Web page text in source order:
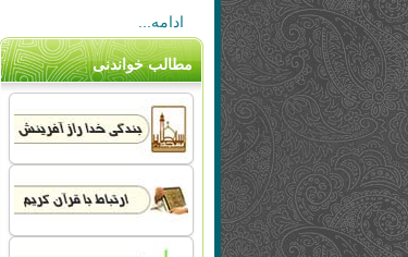
ادامه...
مطالب خواندنی